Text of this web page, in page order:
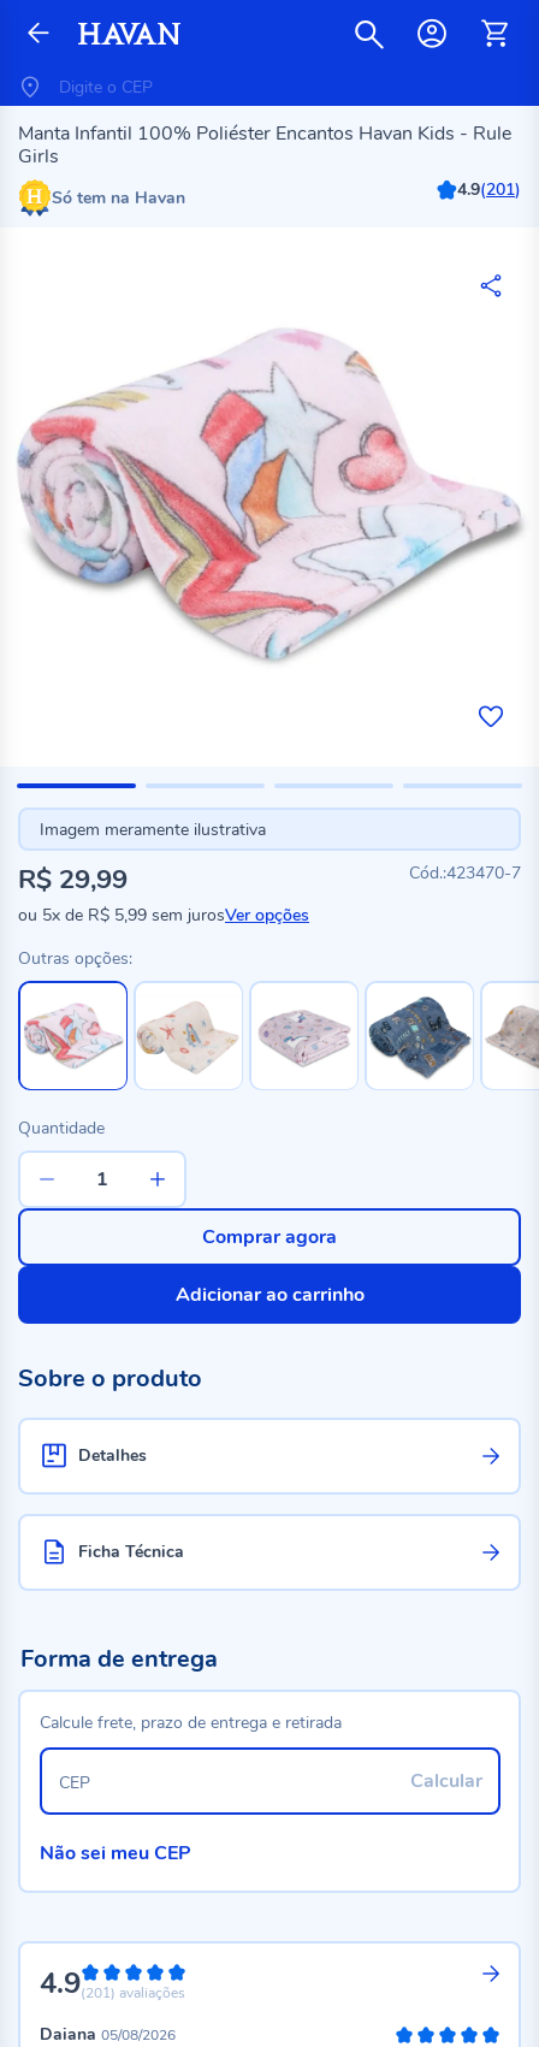
Manta Infantil 100% Poliéster Encantos Havan Kids - Rule
Girls
Só tem na Havan 4.9(201)
Imagem meramente ilustrativa
423470-7
R$ 29,99
ou 5x de R$ 5,99 sem jurosVer opções
Outras opções:
Quantidade
Adicionar ao carrinho
Comprar agora
Sobre o produto
Detalhes
Ficha Técnica
4.998%
(201) avaliações
Daiana 05/08/2026
Forma de entrega
Calcule frete, prazo de entrega e retirada
Calcular
CEP
Não sei meu CEP